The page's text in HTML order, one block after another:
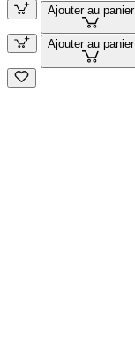
Ajouter au panier
Ajouter au panier